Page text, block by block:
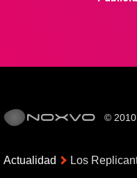
©
Actualidad Los